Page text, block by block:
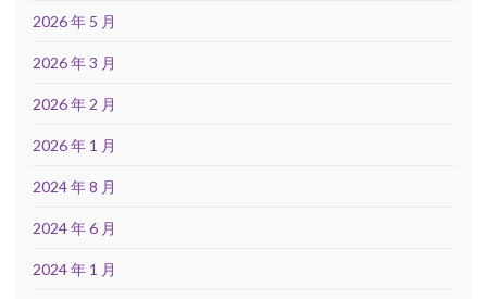
2026 年 5 月
2026 年 3 月
2026 年 2 月
2026 年 1 月
2024 年 8 月
2024 年 6 月
2024 年 1 月